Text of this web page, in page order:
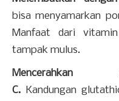
bisa menyamarkan
Manfaat dari
tampak mulus.
Mencerahkan
C. Kandungan